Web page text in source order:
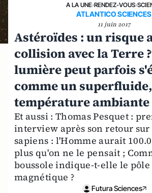
A LA UNE›RENDEZ-VOUS›
ATLANTICO SCIENCES
11 juin 2017
Astéroïdes : un risque
collision avec la Terre
lumière peut parfois
comme un
température ambiante
Et aussi : Thomas Pesquet :
interview après son retour sur
sapiens : l'Homme aurait
plus qu'on ne le pensait ;
boussole indique-t-elle le
magnétique ?
Futura Sciences